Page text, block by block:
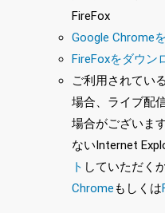
FireFox
Google Chrome
FireFoxをダウン
ご利用されてい
場合、ライブ配
場合がございま
ないInternet
ト していただく
Chromeもしくは